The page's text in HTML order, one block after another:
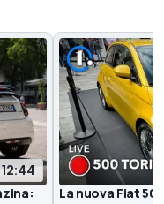
12:44
La nuova Fiat